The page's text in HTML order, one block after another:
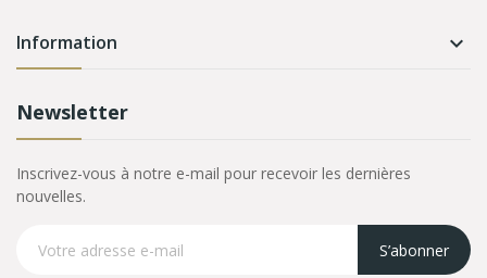
Information 
Newsletter
Inscrivez-vous à notre e-mail pour recevoir les dernières
nouvelles.
S’abonner